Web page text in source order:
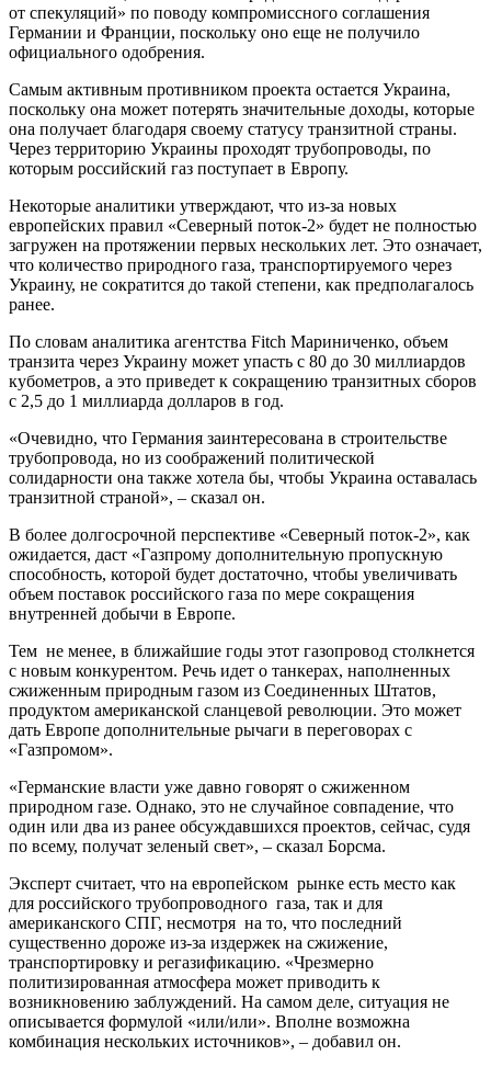
от спекуляций» по поводу компромиссного соглашения
Германии и Франции, поскольку оно еще не получило
официального одобрения.
Самым активным противником проекта остается Украина,
поскольку она может потерять значительные доходы, которые
она получает благодаря своему статусу транзитной страны.
Через территорию Украины проходят трубопроводы, по
которым российский газ поступает в Европу.
Некоторые аналитики утверждают, что из-за новых
европейских правил «Северный поток-2» будет не полностью
загружен на протяжении первых нескольких лет. Это означает,
что количество природного газа, транспортируемого через
Украину, не сократится до такой степени, как предполагалось
ранее.
По словам аналитика агентства Fitch Мариниченко, объем
транзита через Украину может упасть с 80 до 30 миллиардов
кубометров, а это приведет к сокращению транзитных сборов
с 2,5 до 1 миллиарда долларов в год.
«Очевидно, что Германия заинтересована в строительстве
трубопровода, но из соображений политической
солидарности она также хотела бы, чтобы Украина оставалась
транзитной страной», – сказал он.
В более долгосрочной перспективе «Северный поток-2», как
ожидается, даст «Газпрому дополнительную пропускную
способность, которой будет достаточно, чтобы увеличивать
объем поставок российского газа по мере сокращения
внутренней добычи в Европе.
Тем не менее, в ближайшие годы этот газопровод столкнется
с новым конкурентом. Речь идет о танкерах, наполненных
сжиженным природным газом из Соединенных Штатов,
продуктом американской сланцевой революции. Это может
дать Европе дополнительные рычаги в переговорах с
«Газпромом».
«Германские власти уже давно говорят о сжиженном
природном газе. Однако, это не случайное совпадение, что
один или два из ранее обсуждавшихся проектов, сейчас, судя
по всему, получат зеленый свет», – сказал Борсма.
Эксперт считает, что на европейском рынке есть место как
для российского трубопроводного газа, так и для
американского СПГ, несмотря на то, что последний
существенно дороже из-за издержек на сжижение,
транспортировку и регазификацию. «Чрезмерно
политизированная атмосфера может приводить к
возникновению заблуждений. На самом деле, ситуация не
описывается формулой «или/или». Вполне возможна
комбинация нескольких источников», – добавил он.